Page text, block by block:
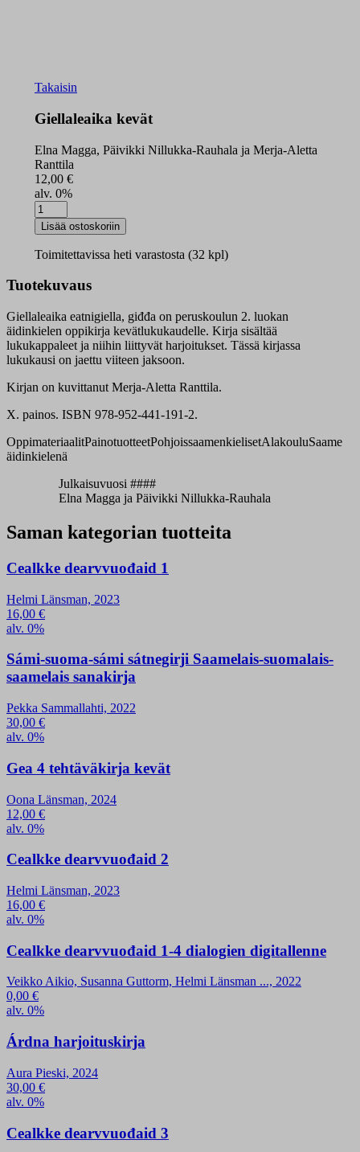
Takaisin
Giellaleaika kevät
Elna Magga, Päivikki Nillukka-Rauhala ja Merja-Aletta
Ranttila
12,00 €
alv. 0%
Giellaleaika
kevät
määrä
Lisää ostoskoriin
Toimitettavissa heti varastosta (32 kpl)
Tuotekuvaus
Giellaleaika eatnigiella, giđđa on peruskoulun 2. luokan
äidinkielen oppikirja kevätlukukaudelle. Kirja sisältää
lukukappaleet ja niihin liittyvät harjoitukset. Tässä kirjassa
lukukausi on jaettu viiteen jaksoon.
Kirjan on kuvittanut Merja-Aletta Ranttila.
X. painos. ISBN 978-952-441-191-2.
OppimateriaalitPainotuotteetPohjoissaamenkielisetAlakouluSaame
äidinkielenä
Julkaisuvuosi ####
Elna Magga ja Päivikki Nillukka-Rauhala
Saman kategorian tuotteita
Cealkke dearvvuođaid 1
Helmi Länsman, 2023
16,00 €
alv. 0%
Sámi-suoma-sámi sátnegirji Saamelais-suomalais-
saamelais sanakirja
Pekka Sammallahti, 2022
30,00 €
alv. 0%
Gea 4 tehtäväkirja kevät
Oona Länsman, 2024
12,00 €
alv. 0%
Cealkke dearvvuođaid 2
Helmi Länsman, 2023
16,00 €
alv. 0%
Cealkke dearvvuođaid 1-4 dialogien digitallenne
Veikko Aikio, Susanna Guttorm, Helmi Länsman ..., 2022
0,00 €
alv. 0%
Árdna harjoituskirja
Aura Pieski, 2024
30,00 €
alv. 0%
Cealkke dearvvuođaid 3